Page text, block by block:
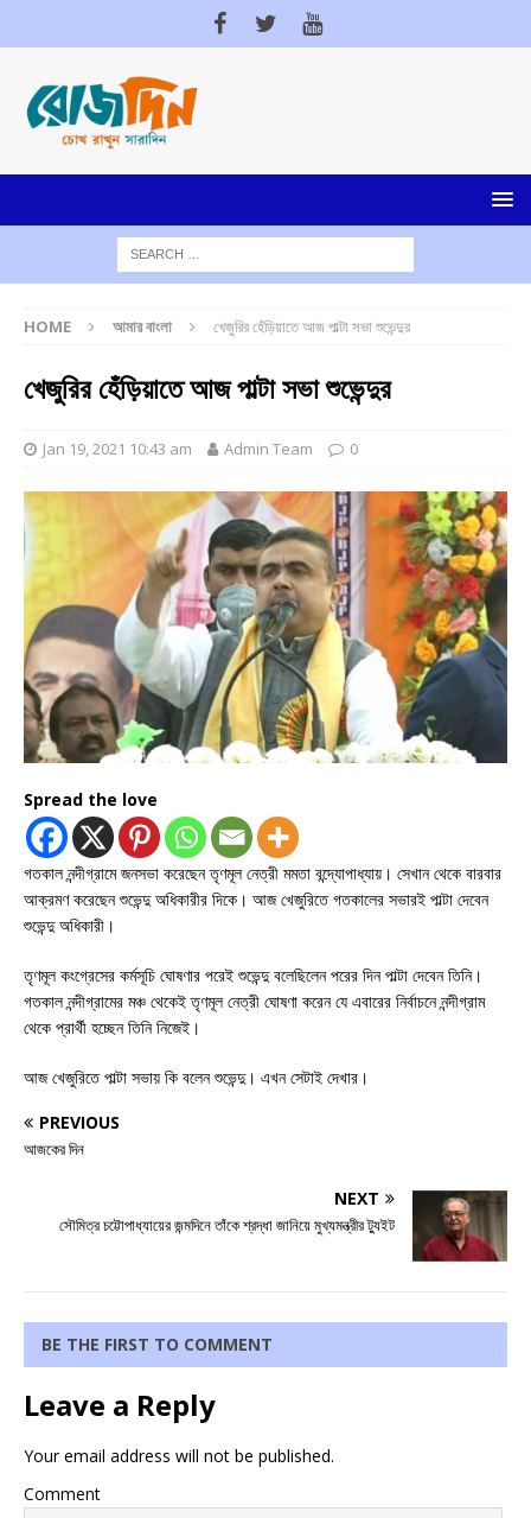
HOME আমার বাংলা খেজুরির হেঁড়িয়াতে আজ পাল্টা সভা শুভেন্দুর
খেজুরির হেঁড়িয়াতে আজ পাল্টা সভা শুভেন্দুর
Jan 19, 2021 10:43 am Admin Team 0
Spread the love
গতকাল নন্দীগ্রামে জনসভা করেছেন তৃণমূল নেত্রী মমতা বন্দ্যোপাধ্যায়। সেখান থেকে বারবার
আক্রমণ করেছেন শুভেন্দু অধিকারীর দিকে। আজ খেজুরিতে গতকালের সভারই পাল্টা দেবেন
শুভেন্দু অধিকারী।
তৃণমূল কংগ্রেসের কর্মসূচি ঘোষণার পরেই শুভেন্দু বলেছিলেন পরের দিন পাল্টা দেবেন তিনি।
গতকাল নন্দীগ্রামের মঞ্চ থেকেই তৃণমূল নেত্রী ঘোষণা করেন যে এবারের নির্বাচনে নন্দীগ্রাম
থেকে প্রার্থী হচ্ছেন তিনি নিজেই।
আজ খেজুরিতে পাল্টা সভায় কি বলেন শুভেন্দু। এখন সেটাই দেখার।
PREVIOUS
আজকের দিন
NEXT
সৌমিত্র চট্টোপাধ্যায়ের জন্মদিনে তাঁকে শ্রদ্ধা জানিয়ে মুখ্যমন্ত্রীর ট্যুইট
BE THE FIRST TO COMMENT
Leave a Reply
Your email address will not be published.
Comment